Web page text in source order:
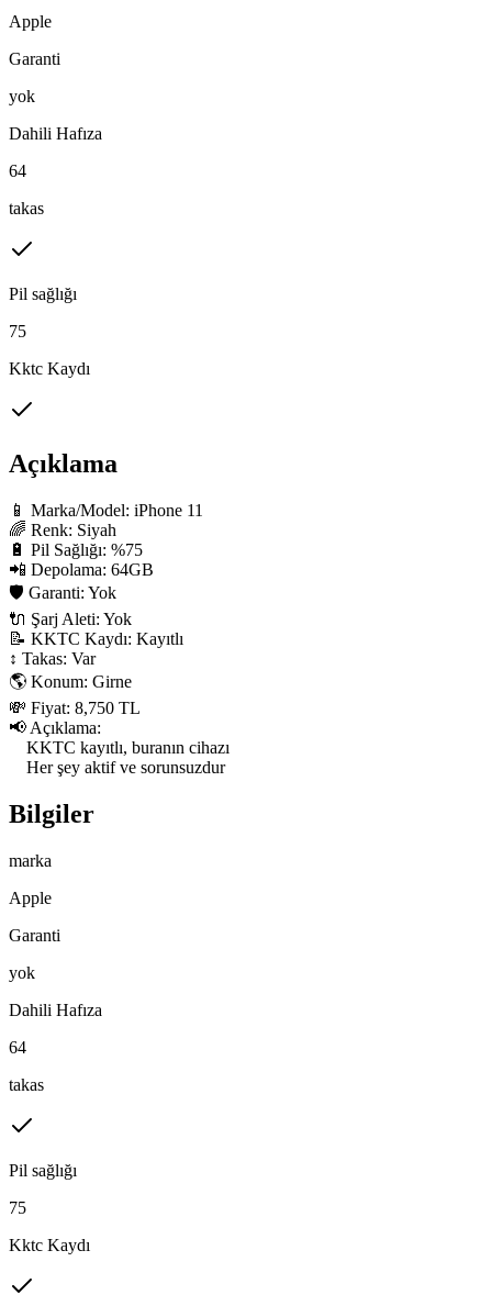
Apple
Garanti
yok
Dahili Hafıza
64
takas
Pil sağlığı
75
Kktc Kaydı
Açıklama
📱 Marka/Model: iPhone 11
🌈 Renk: Siyah
🔋 Pil Sağlığı: %75
📲 Depolama: 64GB
🛡 Garanti: Yok
🔌 Şarj Aleti: Yok
📝 KKTC Kaydı: Kayıtlı
↕️ Takas: Var
🌎 Konum: Girne
💸 Fiyat: 8,750 TL
📢 Açıklama:
    KKTC kayıtlı, buranın cihazı
    Her şey aktif ve sorunsuzdur
Bilgiler
marka
Apple
Garanti
yok
Dahili Hafıza
64
takas
Pil sağlığı
75
Kktc Kaydı